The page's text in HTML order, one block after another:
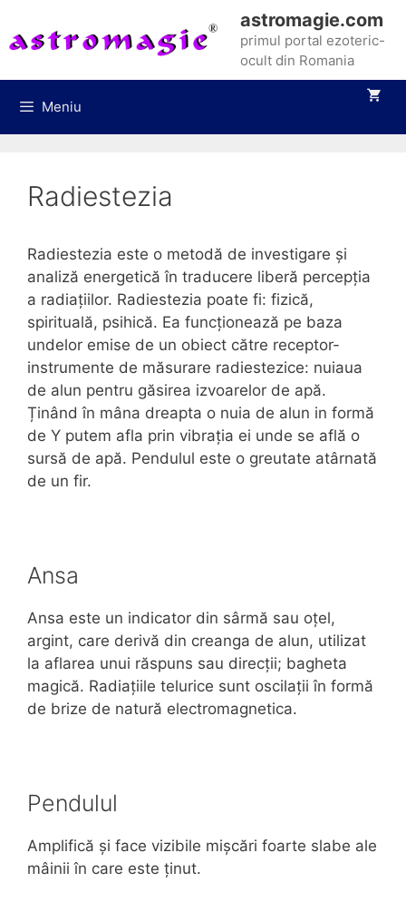
conținut
astromagie.com
primul portal ezoteric-
ocult din Romania
Meniu
Radiestezia
Radiestezia este o metodă de investigare și
analiză energetică în traducere liberă percepția
a radiațiilor. Radiestezia poate fi: fizică,
spirituală, psihică. Ea funcționează pe baza
undelor emise de un obiect către receptor-
instrumente de măsurare radiestezice: nuiaua
de alun pentru găsirea izvoarelor de apă.
Ținând în mâna dreapta o nuia de alun in formă
de Y putem afla prin vibrația ei unde se află o
sursă de apă. Pendulul este o greutate atârnată
de un fir.
Ansa
Ansa este un indicator din sârmă sau oțel,
argint, care derivă din creanga de alun, utilizat
la aflarea unui răspuns sau direcții; bagheta
magică. Radiațiile telurice sunt oscilații în formă
de brize de natură electromagnetica.
Pendulul
Amplifică și face vizibile mișcări foarte slabe ale
mâinii în care este ținut.